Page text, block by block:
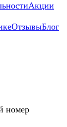
Акции
ОтзывыБлог
номер